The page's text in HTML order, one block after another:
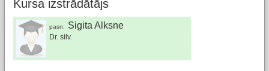
Kursa izstrādātājs
pasn. Sigita Alksne
Dr. silv.